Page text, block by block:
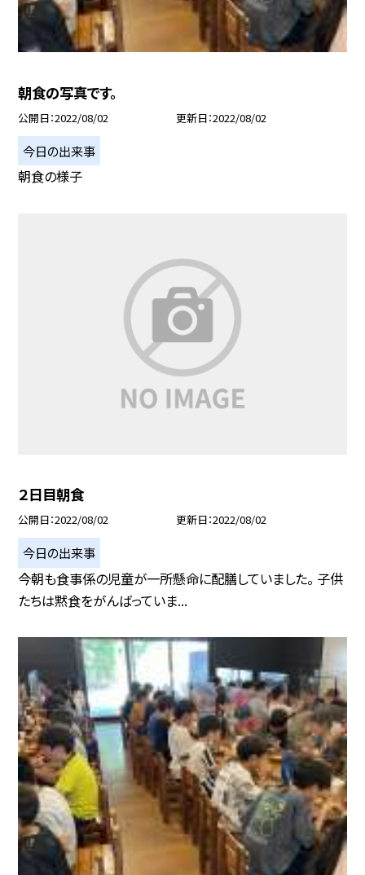
朝食の写真です。
公開日 2022/08/02 更新日 2022/08/02
今日の出来事
朝食の様子
２日目朝食
公開日 2022/08/02 更新日 2022/08/02
今日の出来事
今朝も食事係の児童が一所懸命に配膳していました。 子供
たちは黙食をがんばっていま...